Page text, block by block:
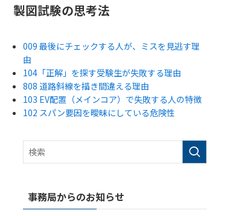
製図試験の思考法
009 最後にチェックする人が、ミスを見逃す理
由
104「正解」を探す受験生が失敗する理由
808 道路斜線を描き間違える理由
103 EV配置（メインコア）で失敗する人の特徴
102 スパン要因を曖昧にしている危険性
事務局からのお知らせ